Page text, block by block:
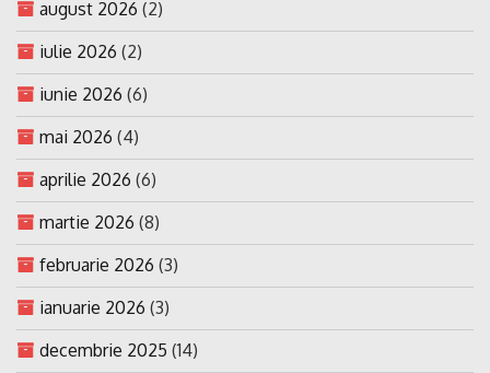
august 2026 (2)
iulie 2026 (2)
iunie 2026 (6)
mai 2026 (4)
aprilie 2026 (6)
martie 2026 (8)
februarie 2026 (3)
ianuarie 2026 (3)
decembrie 2025 (14)